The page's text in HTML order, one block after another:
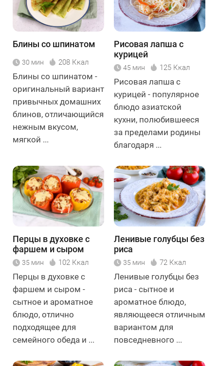
Блины со шпинатом
30 мин 208 Ккал
Блины со шпинатом -
оригинальный вариант
привычных домашних
блинов, отличающийся
нежным вкусом,
мягкой ...
Рисовая лапша с
курицей
45 мин 125 Ккал
Рисовая лапша с
курицей - популярное
блюдо азиатской
кухни, полюбившееся
за пределами родины
благодаря ...
Перцы в духовке с
фаршем и сыром
35 мин 102 Ккал
Перцы в духовке с
фаршем и сыром -
сытное и ароматное
блюдо, отлично
подходящее для
семейного обеда и ...
Ленивые голубцы без
риса
35 мин 72 Ккал
Ленивые голубцы без
риса - сытное и
ароматное блюдо,
являющееся отличным
вариантом для
повседневного ...